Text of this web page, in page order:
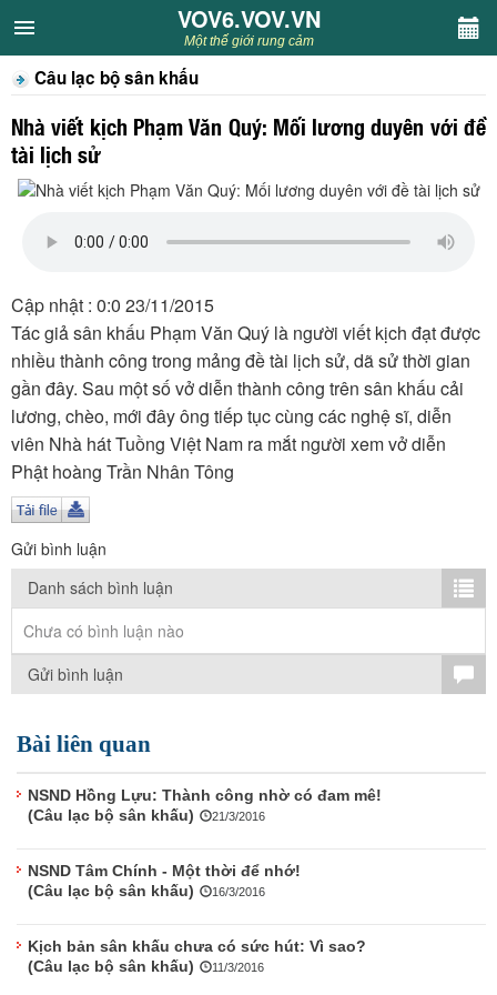
VOV6.VOV.VN
CHUYÊN MỤC
Khách VOV6
Văn học
Sân khấu
Thiếu nhi
Kết nối VOV6
TÌM KIẾM
Vận hành bởi QI Corp
VOV6.VOV.VN
Một thế giới rung cảm
Câu lạc bộ sân khấu
Nhà viết kịch Phạm Văn Quý: Mối lương duyên với đề
tài lịch sử
Cập nhật : 0:0 23/11/2015
Tác giả sân khấu Phạm Văn Quý là người viết kịch đạt được
nhiều thành công trong mảng đề tài lịch sử, dã sử thời gian
gần đây. Sau một số vở diễn thành công trên sân khấu cải
lương, chèo, mới đây ông tiếp tục cùng các nghệ sĩ, diễn
viên Nhà hát Tuồng Việt Nam ra mắt người xem vở diễn
Phật hoàng Trần Nhân Tông
Gửi bình luận
Danh sách bình luận
Chưa có bình luận nào
Gửi bình luận
Bài liên quan
NSND Hồng Lựu: Thành công nhờ có đam mê!
(Câu lạc bộ sân khấu)
21/3/2016
NSND Tâm Chính - Một thời để nhớ!
(Câu lạc bộ sân khấu)
16/3/2016
Kịch bản sân khấu chưa có sức hút: Vì sao?
(Câu lạc bộ sân khấu)
11/3/2016